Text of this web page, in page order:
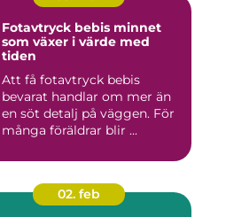
Fotavtryck bebis minnet
som växer i värde med
tiden
Att få fotavtryck bebis
bevarat handlar om mer än
en söt detalj på väggen. För
många föräldrar blir ...
02. feb